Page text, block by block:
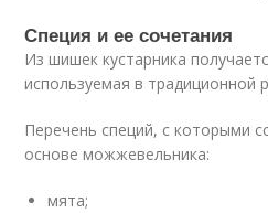
Специя и ее сочетания
Из шишек кустарника
используемая в традиционной
Перечень специй, с которыми
основе можжевельника:
мята;